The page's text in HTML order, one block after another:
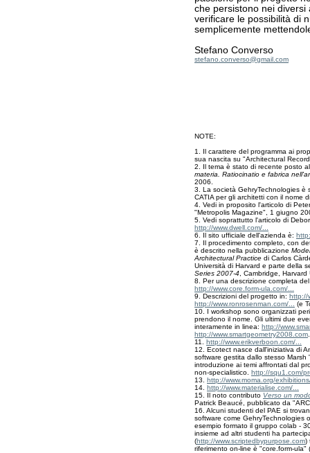
che persistono nei
verificare le possibilità di
semplicemente
Stefano Converso
stefano.converso@gmail.com
NOTE:
1. Il carattere del programma ai
sua nascita su "Architectural
2. Il tema è stato di recente posto
materia. Ratiocinatio e fabrica
2006.
3. La società GehryTechnologies
CATIA per gli architetti con il nome
4. Vedi in proposito l'articolo di
"Metropolis Magazine", 1 giugno
5. Vedi soprattutto l'articolo di
http://www.dwell.com/...
6. Il sito ufficiale dell'azienda è:
7. Il procedimento completo, con
è descrito nella pubblicazione
Architectural Practice di Carlos
Università di Harvard e parte della
Series 2007-4 , Cambridge,
8. Per una descrizione completa
http://www.core.form-ula.com/...
9. Descrizioni del progetto in: http://
http://www.ronrosenman.com/...
(e
10. I workshop sono organizzati
prendono il nome. Gli ultimi due
interamente in linea: http://
http://www.smartgeometry2008.com
11. http://www.erikverboon.com/...
12. Ecotect nasce dall'iniziativa di
software gestita dallo stesso
introduzione ai temi affrontati dal
non-specialistico. http://squ1.com/
13. http://www.moma.org/
14. http://www.materialise.com/...
15. Il noto contributo Verso un
Patrick Beaucé, pubblicato da
16. Alcuni studenti del PAE si
software come GehryTechnologies
esempio formato il gruppo colab -
insieme ad altri studenti ha
(http://www.scriptedbypurpose.com)
riferimento on-line è "core.form-ula" (